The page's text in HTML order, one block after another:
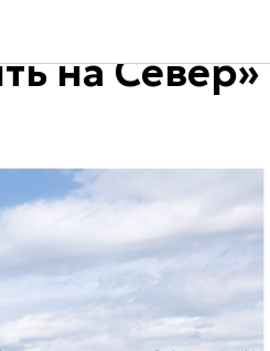
ходом
на Север»